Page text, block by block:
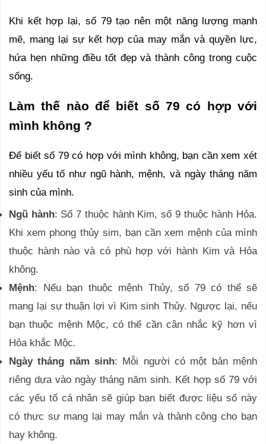
Khi kết hợp lại, số 79 tạo nên một năng lượng mạnh
mẽ, mang lại sự kết hợp của may mắn và quyền lực,
hứa hẹn những điều tốt đẹp và thành công trong cuộc
sống.
Làm thế nào để biết số 79 có hợp với
mình không ?
Để biết số 79 có hợp với mình không, bạn cần xem xét
nhiều yếu tố như ngũ hành, mệnh, và ngày tháng năm
sinh của mình.
Ngũ hành: Số 7 thuộc hành Kim, số 9 thuộc hành Hỏa.
Khi xem phong thủy sim, bạn cần xem mệnh của mình
thuộc hành nào và có phù hợp với hành Kim và Hỏa
không.
Mệnh: Nếu bạn thuộc mệnh Thủy, số 79 có thể sẽ
mang lại sự thuận lợi vì Kim sinh Thủy. Ngược lại, nếu
bạn thuộc mệnh Mộc, có thể cần cân nhắc kỹ hơn vì
Hỏa khắc Mộc.
Ngày tháng năm sinh: Mỗi người có một bản mệnh
riêng dựa vào ngày tháng năm sinh. Kết hợp số 79 với
các yếu tố cá nhân sẽ giúp bạn biết được liệu số này
có thực sự mang lại may mắn và thành công cho bạn
hay không.